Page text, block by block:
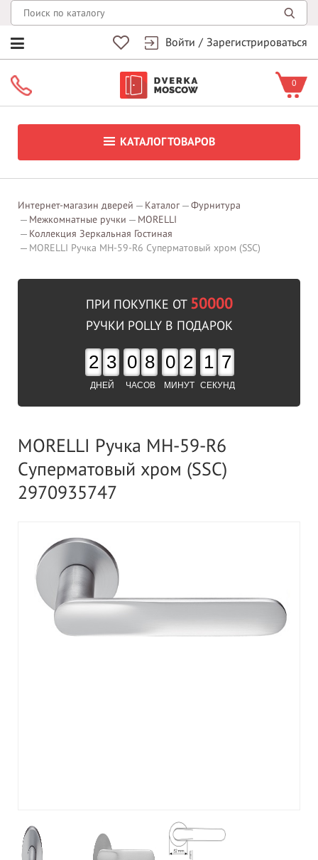
Войти / Зарегистрироваться
0
КАТАЛОГ ТОВАРОВ
Интернет-магазин дверей Каталог
Фурнитура
Межкомнатные ручки
MORELLI
Коллекция Зеркальная Гостиная
MORELLI Ручка MH-59-R6 Суперматовый хром (SSC)
ПРИ ПОКУПКЕ ОТ 50000
РУЧКИ POLLY В ПОДАРОК
2 3
ДНЕЙ
0 8
ЧАСОВ
0 2
МИНУТ
1 6
СЕКУНД
MORELLI Ручка MH-59-R6
Суперматовый хром (SSC)
2970935747